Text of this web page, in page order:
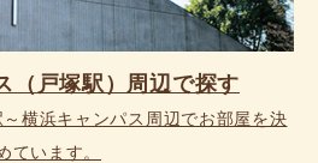
（戸塚駅）周辺で探す
横浜キャンパス周辺でお部屋を決
ています。